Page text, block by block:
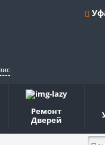
Ремонт
Дверей